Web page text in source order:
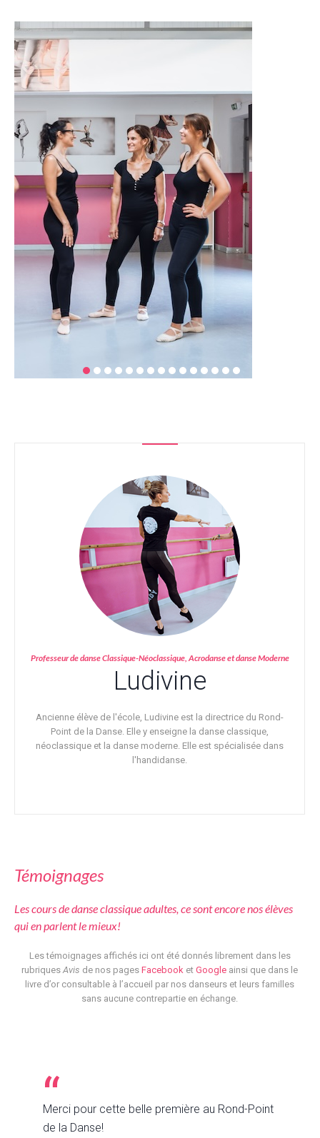
Professeur de danse Classique-Néoclassique, Acrodanse et danse Moderne
Ludivine
Ancienne élève de l'école, Ludivine est la directrice du Rond-
Point de la Danse. Elle y enseigne la danse classique,
néoclassique et la danse moderne. Elle est spécialisée dans
l'handidanse.
Témoignages
Les cours de danse classique adultes, ce sont encore nos élèves
qui en parlent le mieux!
Les témoignages affichés ici ont été donnés librement dans les
rubriquesAvis de nos pagesFacebook et Google ainsi que dans le
livre d’or consultable à l’accueil par nos danseurs et leurs familles
sans aucune contrepartie en échange.
Merci pour cette belle première au Rond-Point
de la Danse!